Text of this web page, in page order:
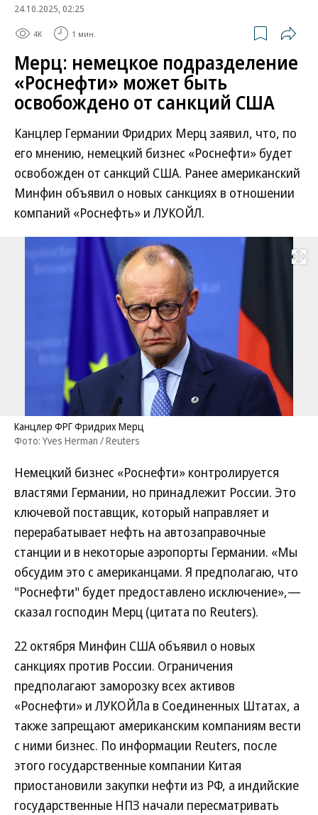
24.10.2025, 02:25
4K 1 мин.
Мерц: немецкое подразделение
«Роснефти» может быть
освобождено от санкций США
Канцлер Германии Фридрих Мерц заявил, что, по
его мнению, немецкий бизнес «Роснефти» будет
освобожден от санкций США. Ранее американский
Минфин объявил о новых санкциях в отношении
компаний «Роснефть» и ЛУКОЙЛ.
Развернуть
Канцлер ФРГ Фридрих Мерц
Фото: Yves Herman / Reuters
Немецкий бизнес «Роснефти» контролируется
властями Германии, но принадлежит России. Это
ключевой поставщик, который направляет и
перерабатывает нефть на автозаправочные
станции и в некоторые аэропорты Германии. «Мы
обсудим это с американцами. Я предполагаю, что
"Роснефти" будет предоставлено исключение»,—
сказал господин Мерц (цитата по Reuters).
22 октября Минфин США объявил о новых
санкциях против России. Ограничения
предполагают заморозку всех активов
«Роснефти» и ЛУКОЙЛа в Соединенных Штатах, а
также запрещают американским компаниям вести
с ними бизнес. По информации Reuters, после
этого государственные компании Китая
приостановили закупки нефти из РФ, а индийские
государственные НПЗ начали пересматривать